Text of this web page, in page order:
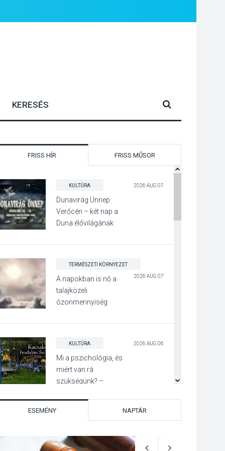
FRISS HÍR FRISS MŰSOR
KULTÚRA 2026 AUG 07
Dunavirág Ünnep
Verőcén – két nap a
Duna élővilágának
TERMÉSZETI KÖRNYEZET
2026 AUG 07
A napokban is nő a
talajközeli
ózonmennyiség
KULTÚRA 2026 AUG 06
Mi a pszichológia, és
miért van rá
szükségünk? –
KULTÚRA 2026 AUG 06
Különleges csillagles
lesz Tahitótfaluban a
ESEMÉNY NAPTÁR